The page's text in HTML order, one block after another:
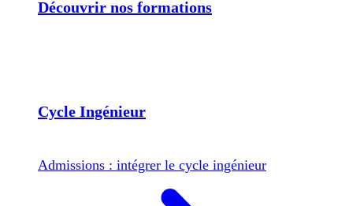
Découvrir nos formations
Cycle Ingénieur
Admissions : intégrer le cycle ingénieur